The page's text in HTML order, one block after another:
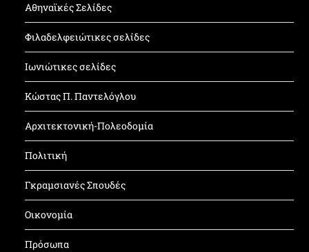
Αθηναϊκές Σελίδες
Φιλαδελφειώτικες σελίδες
Ιωνιώτικες σελίδες
Κώστας Π. Παντελόγλου
Αρχιτεκτονική-Πολεοδομία
Πολιτική
Γκραμσιανές Σπουδές
Οικονομία
Πρόσωπα